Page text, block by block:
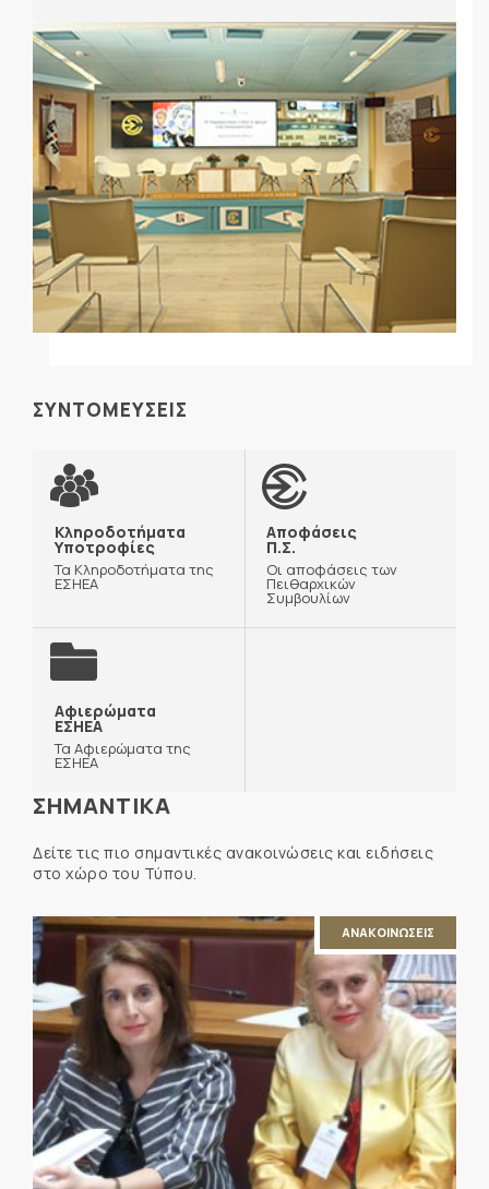
ΣΥΝΤΟΜΕΥΣΕΙΣ
Κληροδοτήματα
Υποτροφίες
Τα Κληροδοτήματα της
ΕΣΗΕΑ
Αποφάσεις
Π.Σ.
Οι αποφάσεις των
Πειθαρχικών
Συμβουλίων
Αφιερώματα
ΕΣΗΕΑ
Τα Αφιερώματα της
ΕΣΗΕΑ
ΣΗΜΑΝΤΙΚΑ
Δείτε τις πιο σημαντικές ανακοινώσεις και ειδήσεις
στο χώρο του Τύπου.
ΑΝΑΚΟΙΝΩΣΕΙΣ